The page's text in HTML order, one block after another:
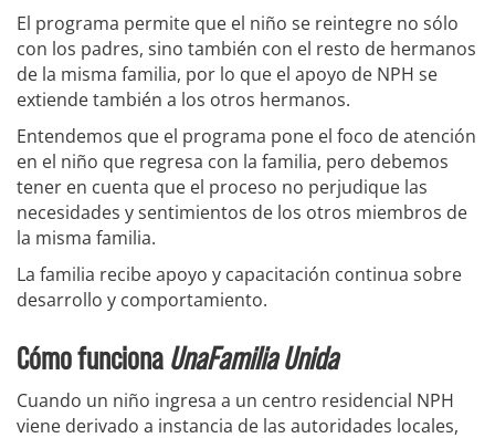
El programa permite que el niño se reintegre no sólo
con los padres, sino también con el resto de hermanos
de la misma familia, por lo que el apoyo de NPH se
extiende también a los otros hermanos.
Entendemos que el programa pone el foco de atención
en el niño que regresa con la familia, pero debemos
tener en cuenta que el proceso no perjudique las
necesidades y sentimientos de los otros miembros de
la misma familia.
La familia recibe apoyo y capacitación continua sobre
desarrollo y comportamiento.
Cómo funciona UnaFamilia Unida
Cuando un niño ingresa a un centro residencial NPH
viene derivado a instancia de las autoridades locales,